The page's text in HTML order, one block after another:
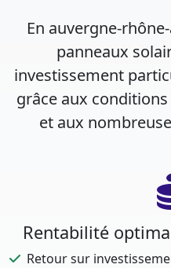
En auvergne-
panneaux
investissement
grâce aux
et aux
Rentabilité
Retour sur